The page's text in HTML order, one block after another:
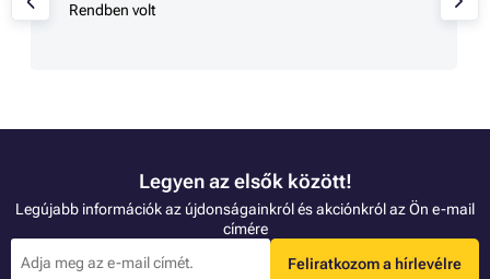
Rendben volt
Legyen az elsők között!
Legújabb információk az újdonságainkról és akciónkról az Ön e-mail
címére
Feliratkozom a hírlevélre